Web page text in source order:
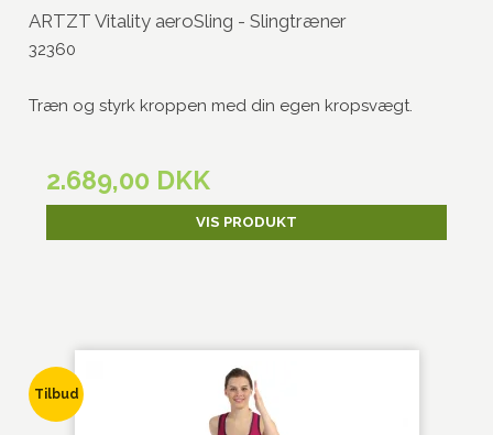
ARTZT Vitality aeroSling - Slingtræner
32360
Træn og styrk kroppen med din egen kropsvægt.
2.689,00 DKK
VIS PRODUKT
Tilbud